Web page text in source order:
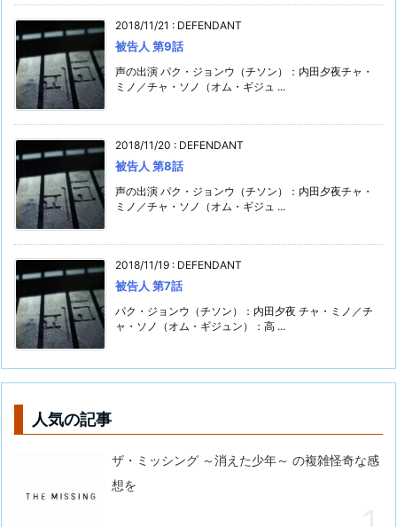
2018/11/21 : DEFENDANT
被告人 第9話
声の出演 パク・ジョンウ（チソン）：内田夕夜チャ・
ミノ／チャ・ソノ（オム・ギジュ ...
2018/11/20 : DEFENDANT
被告人 第8話
声の出演 パク・ジョンウ（チソン）：内田夕夜チャ・
ミノ／チャ・ソノ（オム・ギジュ ...
2018/11/19 : DEFENDANT
被告人 第7話
パク・ジョンウ（チソン）：内田夕夜 チャ・ミノ／チ
ャ・ソノ（オム・ギジュン）：高 ...
人気の記事
ザ・ミッシング ～消えた少年～ の複雑怪奇な感
想を